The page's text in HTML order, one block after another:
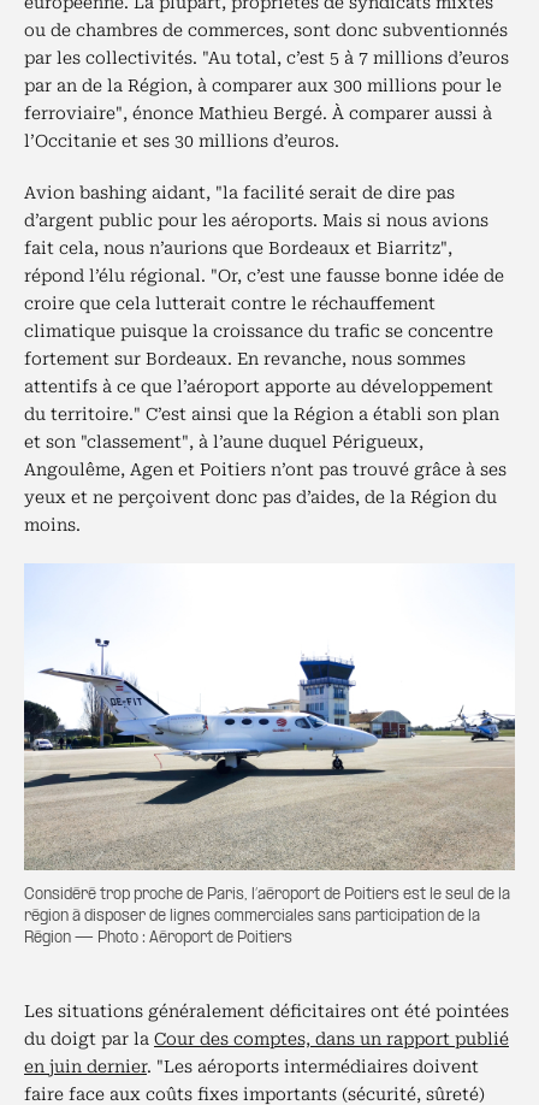
ou de chambres de commerces, sont donc subventionnés
par les collectivités. "Au total, c’est 5 à 7 millions d’euros
par an de la Région, à comparer aux 300 millions pour le
ferroviaire", énonce Mathieu Bergé. À comparer aussi à
l’Occitanie et ses 30 millions d’euros.
Avion bashing aidant, "la facilité serait de dire pas
d’argent public pour les aéroports. Mais si nous avions
fait cela, nous n’aurions que Bordeaux et Biarritz",
répond l’élu régional. "Or, c’est une fausse bonne idée de
croire que cela lutterait contre le réchauffement
climatique puisque la croissance du trafic se concentre
fortement sur Bordeaux. En revanche, nous sommes
attentifs à ce que l’aéroport apporte au développement
du territoire." C’est ainsi que la Région a établi son plan
et son "classement", à l’aune duquel Périgueux,
Angoulême, Agen et Poitiers n’ont pas trouvé grâce à ses
yeux et ne perçoivent donc pas d’aides, de la Région du
moins.
Considéré trop proche de Paris, l’aéroport de Poitiers est le seul de la
région à disposer de lignes commerciales sans participation de la
Région — Photo : Aéroport de Poitiers
Les situations généralement déficitaires ont été pointées
du doigt par la Cour des comptes, dans un rapport publié
en juin dernier. "Les aéroports intermédiaires doivent
faire face aux coûts fixes importants (sécurité, sûreté)